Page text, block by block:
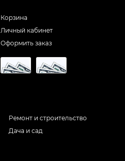
Корзина
Личный кабинет
Оформить заказ
Ремонт и строительство
Дача и сад